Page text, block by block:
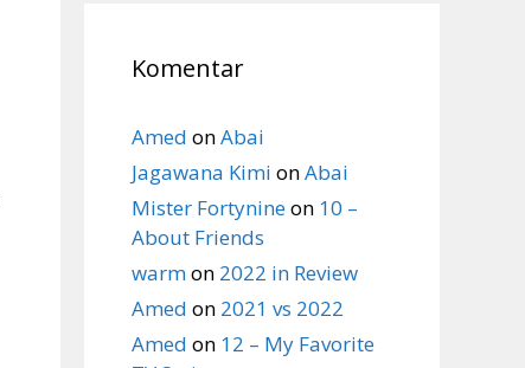
Komentar
Amed onAbai
Jagawana Kimi onAbai
Mister Fortynineon 10 –
About Friends
warmon 2022 in Review
Amed on 2021 vs 2022
Amed on 12 – My Favorite